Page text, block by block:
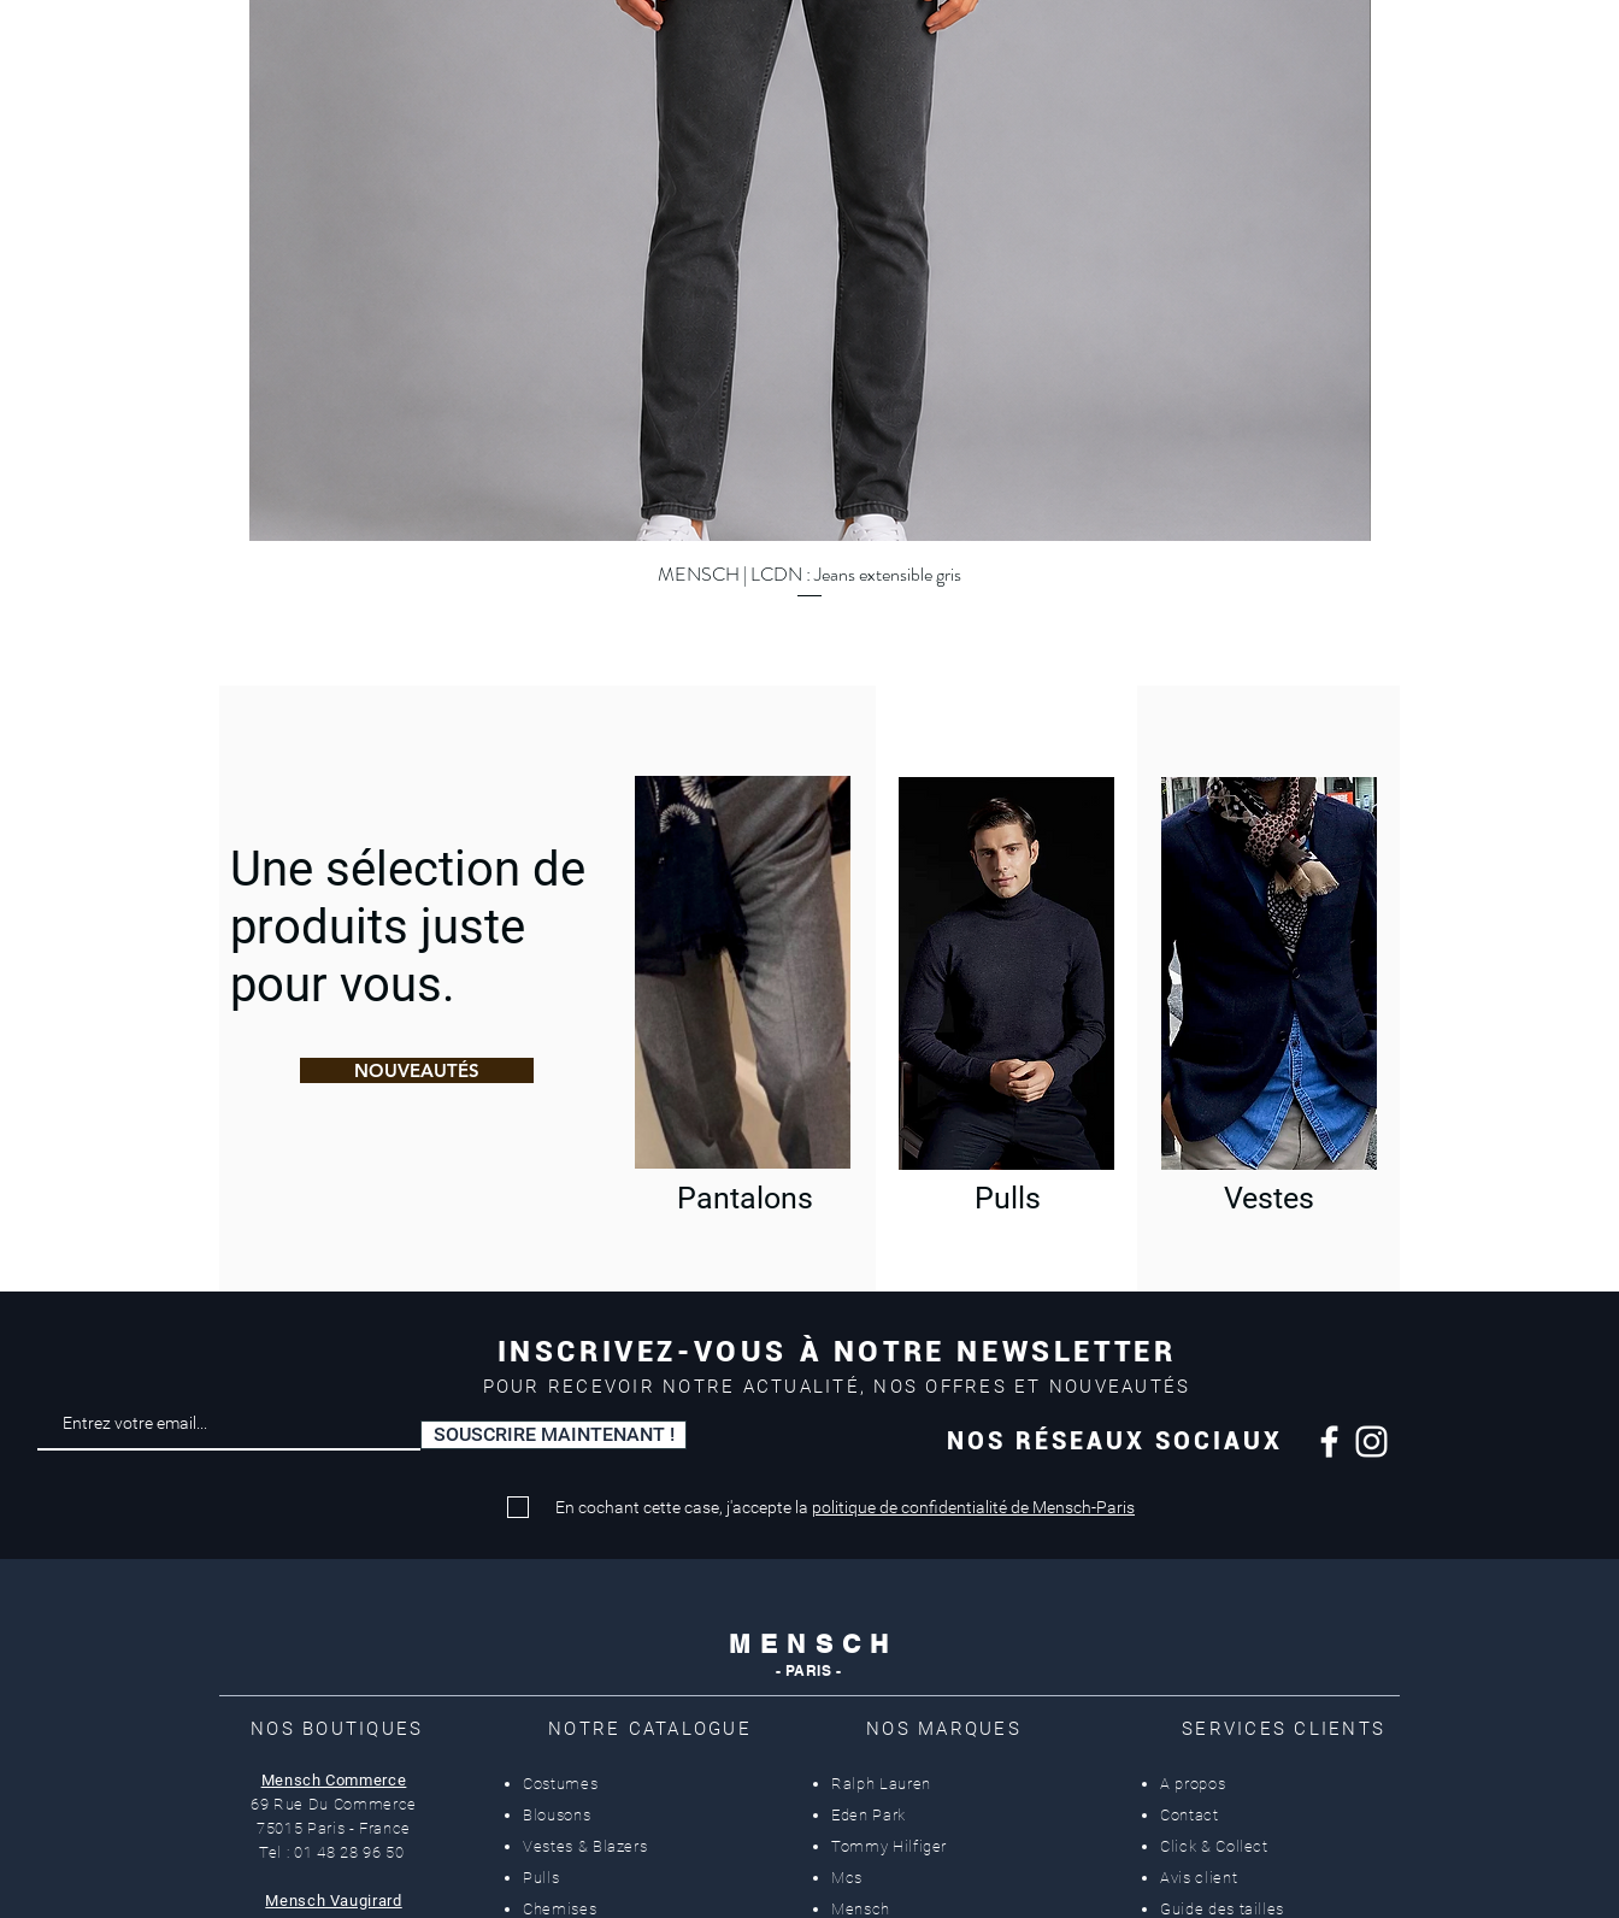
Aperçu rapide
MENSCH | LCDN : Jeans extensible gris
Une sélection de
produits juste
pour vous.
NOUVEAUTÉS
Pantalons Pulls Vestes
Mastercard, Visa
en magasin
INSCRIVEZ-VOUS À NOTRE NEWSLETTER
POUR RECEVOIR NOTRE ACTUALITÉ, NOS OFFRES ET NOUVEAUTÉS
SOUSCRIRE MAINTENANT ! NOS RÉSEAUX SOCIAUX
En cochant cette case, j'accepte la politique de confidentialité de Mensch-Paris
M E N S C H
- PARIS -
NOS BOUTIQUES
Mensch Commerce
69 Rue Du Commerce
75015 Paris - France
Tel : 01 48 28 96 50
Mensch Vaugirard
NOTRE CATALOGUE
Costumes
Blousons
Vestes & Blazers
Pulls
Chemises
NOS MARQUES
Ralph Lauren
Eden Park
Tommy Hilfiger
Mcs
Mensch
SERVICES CLIENTS
A propos
Contact
Click & Collect
Avis client
Guide des tailles